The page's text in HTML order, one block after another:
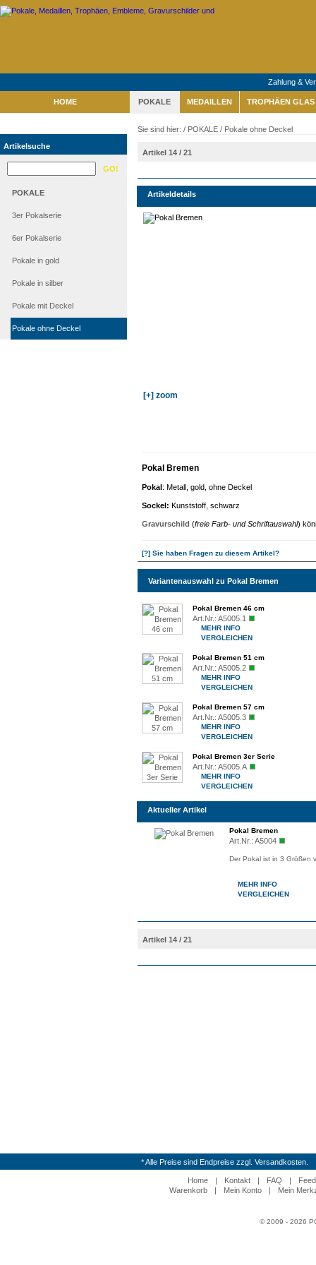
Zahlung &
HOME POKALE MEDAILLEN TROPHÄEN GLAS
Artikelsuche
POKALE
3er Pokalserie
6er Pokalserie
Pokale in gold
Pokale in silber
Pokale mit Deckel
Pokale ohne Deckel
Sie sind hier: / POKALE / Pokale ohne Deckel
Artikel 14 / 21
Artikeldetails
[+] zoom
Pokal Bremen
Pokal: Metall, gold, ohne Deckel
Sockel: Kunststoff, schwarz
Gravurschild (freie Farb- und Schriftauswahl)
[?] Sie haben Fragen zu diesem Artikel?
Variantenauswahl zu Pokal Bremen
Pokal Bremen 46 cm
Art.Nr.: A5005.1
MEHR INFO
VERGLEICHEN
Pokal Bremen 51 cm
Art.Nr.: A5005.2
MEHR INFO
VERGLEICHEN
Pokal Bremen 57 cm
Art.Nr.: A5005.3
MEHR INFO
VERGLEICHEN
Pokal Bremen 3er Serie
Art.Nr.: A5005.A
MEHR INFO
VERGLEICHEN
Aktueller Artikel
Pokal Bremen
Art.Nr.: A5004
Der Pokal ist in 3 Größen
MEHR INFO
VERGLEICHEN
Artikel 14 / 21
* Alle Preise sind Endpreise zzgl. Versandkosten.
Home | Kontakt | FAQ |
Warenkorb
| Mein Konto | Mein
© 2009 - 2026